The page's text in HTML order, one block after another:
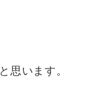
思います。